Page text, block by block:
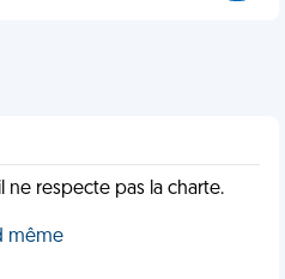
respecte pas la charte.
même